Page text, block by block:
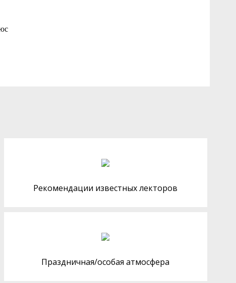
Рекомендации известных лекторов
Праздничная/особая атмосфера